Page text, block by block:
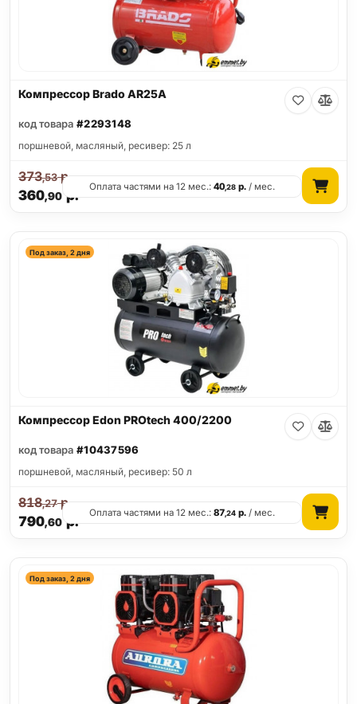
Компрессор Brado AR25A
код товара #2293148
поршневой, масляный, ресивер: 25 л
360,90р.
373,53р.
Оплата частями на 12 мес.:40,28 р. / мес.
Под заказ, 2 дня
Компрессор Edon PROtech 400/2200
код товара #10437596
поршневой, масляный, ресивер: 50 л
790,60р.
818,27р.
Оплата частями на 12 мес.:87,24 р. / мес.
Под заказ, 2 дня